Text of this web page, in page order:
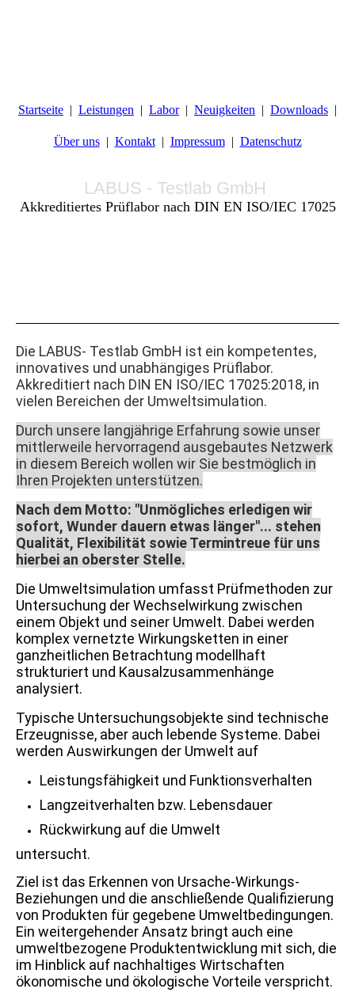
Startseite Leistungen Labor Neuigkeiten Downloads
Über uns Kontakt Impressum Datenschutz
LABUS - Testlab GmbH
Akkreditiertes Prüflabor nach DIN EN ISO/IEC 17025
Die LABUS- Testlab GmbH ist ein kompetentes,
innovatives und unabhängiges Prüflabor.
Akkreditiert nach DIN EN ISO/IEC 17025:2018, in
vielen Bereichen der Umweltsimulation.
Durch unsere langjährige Erfahrung sowie unser
mittlerweile hervorragend ausgebautes Netzwerk
in diesem Bereich wollen wir Sie bestmöglich in
Ihren Projekten unterstützen.
Nach dem Motto: "Unmögliches erledigen wir
sofort, Wunder dauern etwas länger"... stehen
Qualität, Flexibilität sowie Termintreue für uns
hierbei an oberster Stelle.
Die Umweltsimulation umfasst Prüfmethoden zur
Untersuchung der Wechselwirkung zwischen
einem Objekt und seiner Umwelt. Dabei werden
komplex vernetzte Wirkungsketten in einer
ganzheitlichen Betrachtung modellhaft
strukturiert und Kausalzusammenhänge
analysiert.
Typische Untersuchungsobjekte sind technische
Erzeugnisse, aber auch lebende Systeme. Dabei
werden Auswirkungen der Umwelt auf
Leistungsfähigkeit und Funktionsverhalten
Langzeitverhalten bzw. Lebensdauer
Rückwirkung auf die Umwelt
untersucht.
Ziel ist das Erkennen von Ursache-Wirkungs-
Beziehungen und die anschließende Qualifizierung
von Produkten für gegebene Umweltbedingungen.
Ein weitergehender Ansatz bringt auch eine
umweltbezogene Produktentwicklung mit sich, die
im Hinblick auf nachhaltiges Wirtschaften
ökonomische und ökologische Vorteile verspricht.